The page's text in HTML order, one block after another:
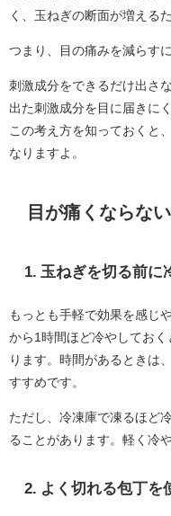
く、玉ねぎの断面が増える
つまり、目の痛みを減らす
刺激成分をできるだけ出さ
出た刺激成分を目に届きに
この考え方を知っておくと
なりますよ。
目が痛くならな
1. 玉ねぎを切る前に
もっとも手軽で効果を感じ
から1時間ほど冷やしてお
ります。時間があるときは
すすめです。
ただし、冷凍庫で凍るほど
ることがあります。軽く冷
2. よく切れる包丁を